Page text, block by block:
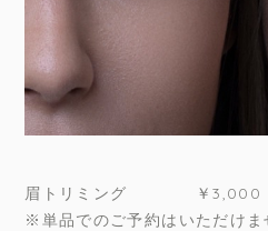
眉トリミング ￥3,000
※単品でのご予約はいただけ